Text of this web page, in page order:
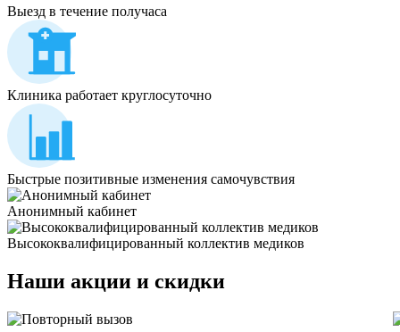
Выезд в течение получаса
Клиника работает круглосуточно
Быстрые позитивные изменения самочувствия
Анонимный кабинет
Высококвалифицированный коллектив медиков
Наши акции и скидки